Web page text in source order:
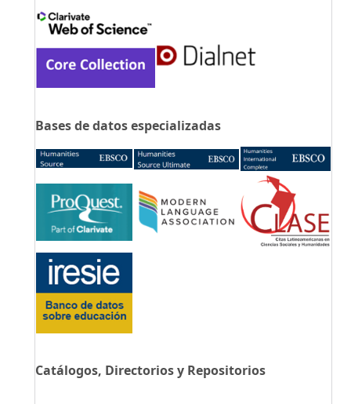
Bases de datos especializadas
Catálogos, Directorios y Repositorios